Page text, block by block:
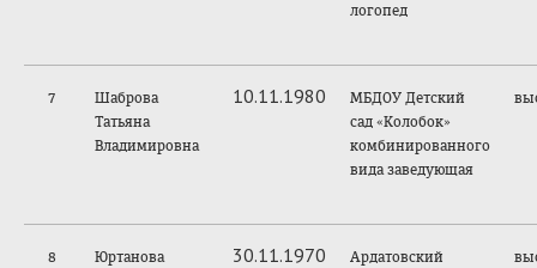
логопед
7
Шаброва
Татьяна
Владимировна
10.11.1980
МБДОУ Детский
сад «Колобок»
комбинированного
вида заведующая
8
Юртанова
30.11.1970
Ардатовский